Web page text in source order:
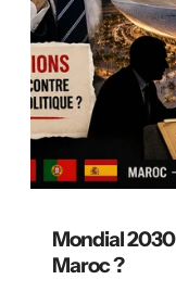
Mondial
Maroc ?